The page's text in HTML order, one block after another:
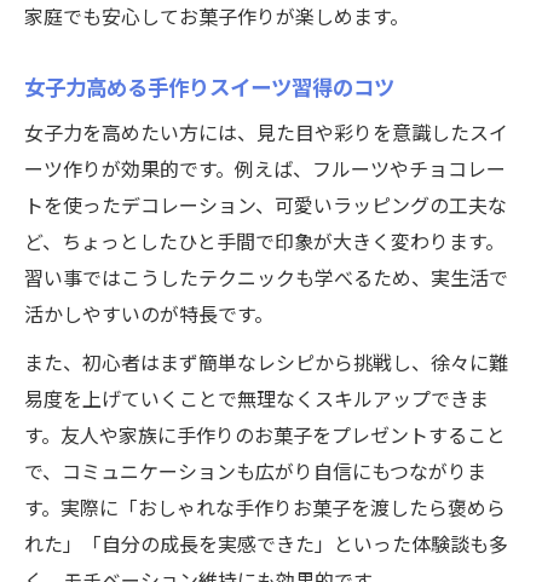
家庭でも安心してお菓子作りが楽しめます。
女子力高める手作りスイーツ習得のコツ
女子力を高めたい方には、見た目や彩りを意識したスイ
ーツ作りが効果的です。例えば、フルーツやチョコレー
トを使ったデコレーション、可愛いラッピングの工夫な
ど、ちょっとしたひと手間で印象が大きく変わります。
習い事ではこうしたテクニックも学べるため、実生活で
活かしやすいのが特長です。
また、初心者はまず簡単なレシピから挑戦し、徐々に難
易度を上げていくことで無理なくスキルアップできま
す。友人や家族に手作りのお菓子をプレゼントすること
で、コミュニケーションも広がり自信にもつながりま
す。実際に「おしゃれな手作りお菓子を渡したら褒めら
れた」「自分の成長を実感できた」といった体験談も多